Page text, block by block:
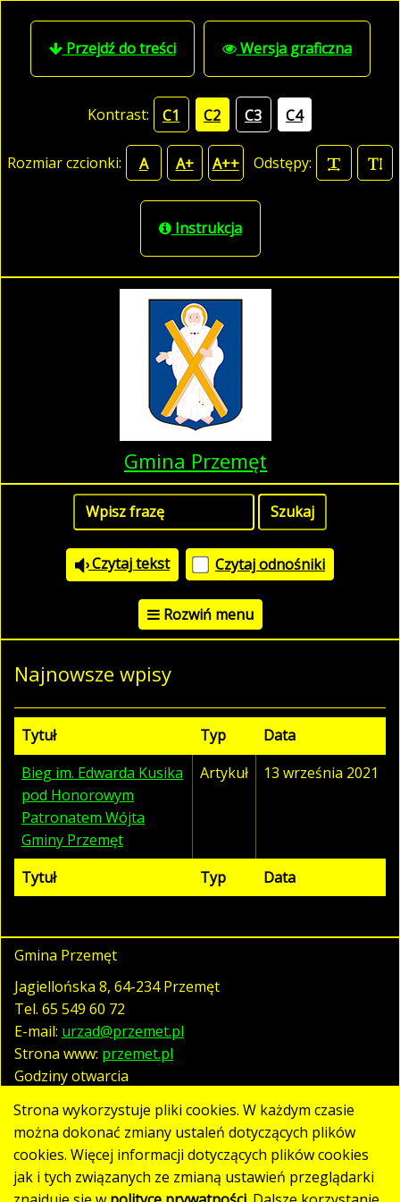
Przejdź do treści Wersja graficzna
Kontrast: C1 C2 C3 C4
Rozmiar czcionki: A A+ A++ Odstępy:
Instrukcja
Gmina Przemęt
Czytaj tekst Czytaj odnośniki
Rozwiń menu
Najnowsze wpisy
Tytuł Typ Data
Tytuł Typ Data
Bieg im. Edwarda Kusika
pod Honorowym
Patronatem Wójta
Gminy Przemęt
Artykuł 13 września 2021
Gmina Przemęt
Jagiellońska 8, 64-234 Przemęt
Tel. 65 549 60 72
E-mail: urzad@przemet.pl
Strona www: przemet.pl
Godziny otwarcia
pn. - pt. 07:30 - 15:30
Polityka prywatności
Klauzula RODO
Strona wykorzystuje pliki cookies. W każdym czasie
można dokonać zmiany ustaleń dotyczących plików
cookies. Więcej informacji dotyczących plików cookies
jak i tych związanych ze zmianą ustawień przeglądarki